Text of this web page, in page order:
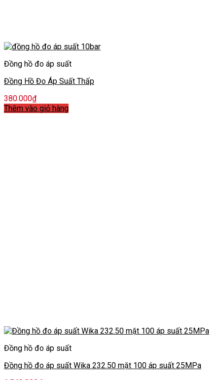
Đồng hồ đo áp suất
Đồng Hồ Đo Áp Suất Thấp
380.000₫
Thêm vào giỏ hàng
Đồng hồ đo áp suất
Đồng hồ đo áp suất Wika 232.50 mặt 100 áp suất 25MPa